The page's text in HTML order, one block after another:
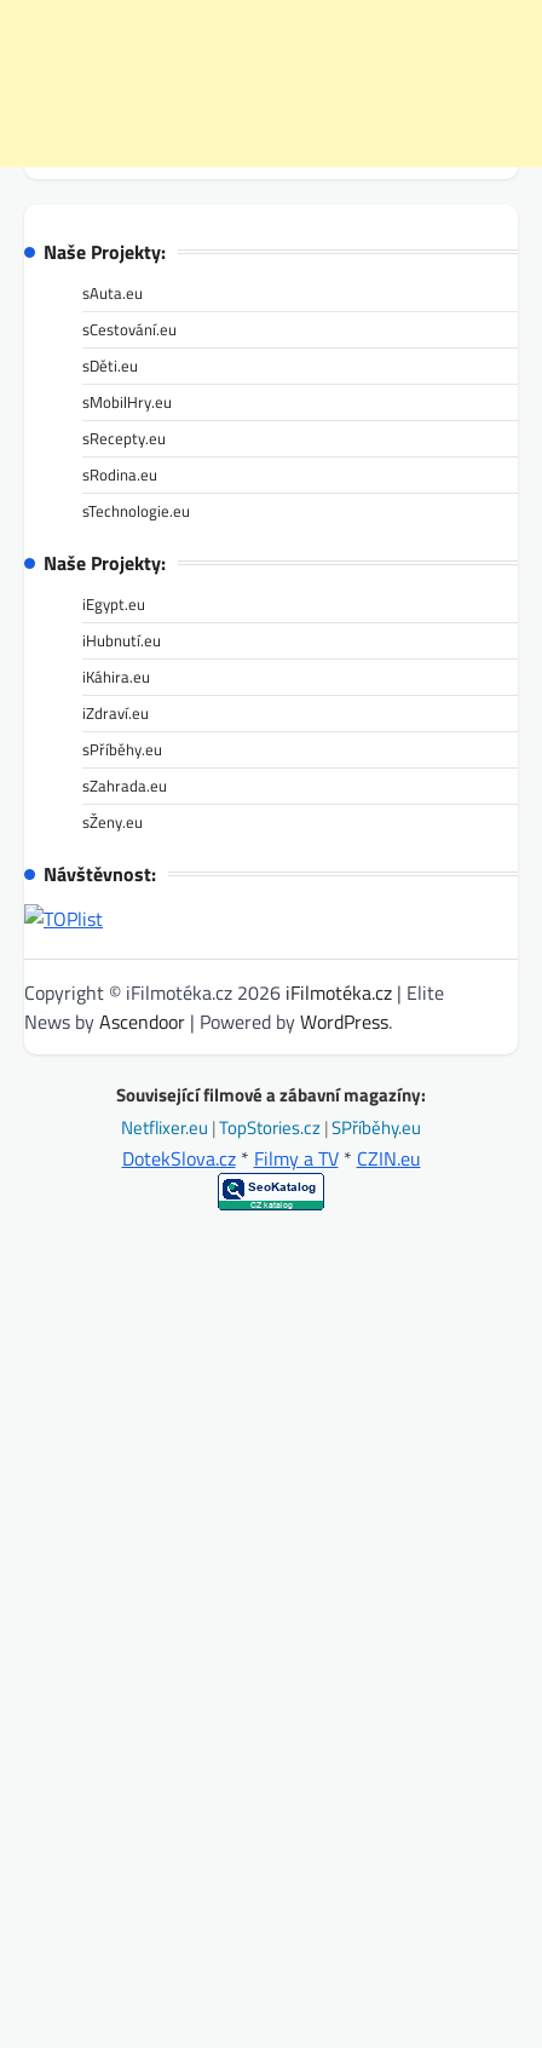
Naše Projekty:
sAuta.eu
sCestování.eu
sDěti.eu
sMobilHry.eu
sRecepty.eu
sRodina.eu
sTechnologie.eu
Naše Projekty:
iEgypt.eu
iHubnutí.eu
iKáhira.eu
iZdraví.eu
sPříběhy.eu
sZahrada.eu
sŽeny.eu
Návštěvnost:
Copyright © iFilmotéka.cz 2026 iFilmotéka.cz | Elite
News byAscendoor | Powered byWordPress.
Související filmové a zábavní magazíny:
Netflixer.eu |TopStories.cz|SPříběhy.eu
DotekSlova.cz* Filmy a TV* CZIN.eu